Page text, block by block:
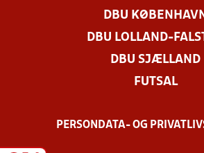
DBU KØBENHAVN
DBU LOLLAND-
DBU SJÆLLAND
FUTSAL
PERSONDATA- OG